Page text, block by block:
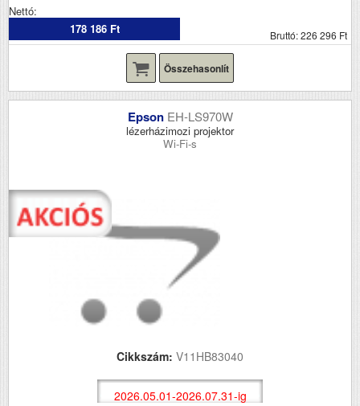
Nettó:
178 186 Ft
Bruttó: 226 296 Ft
Összehasonlít
Epson EH-LS970W
lézerházimozi projektor
Wi-Fi-s
Cikkszám: V11HB83040
2026.05.01-2026.07.31-ig